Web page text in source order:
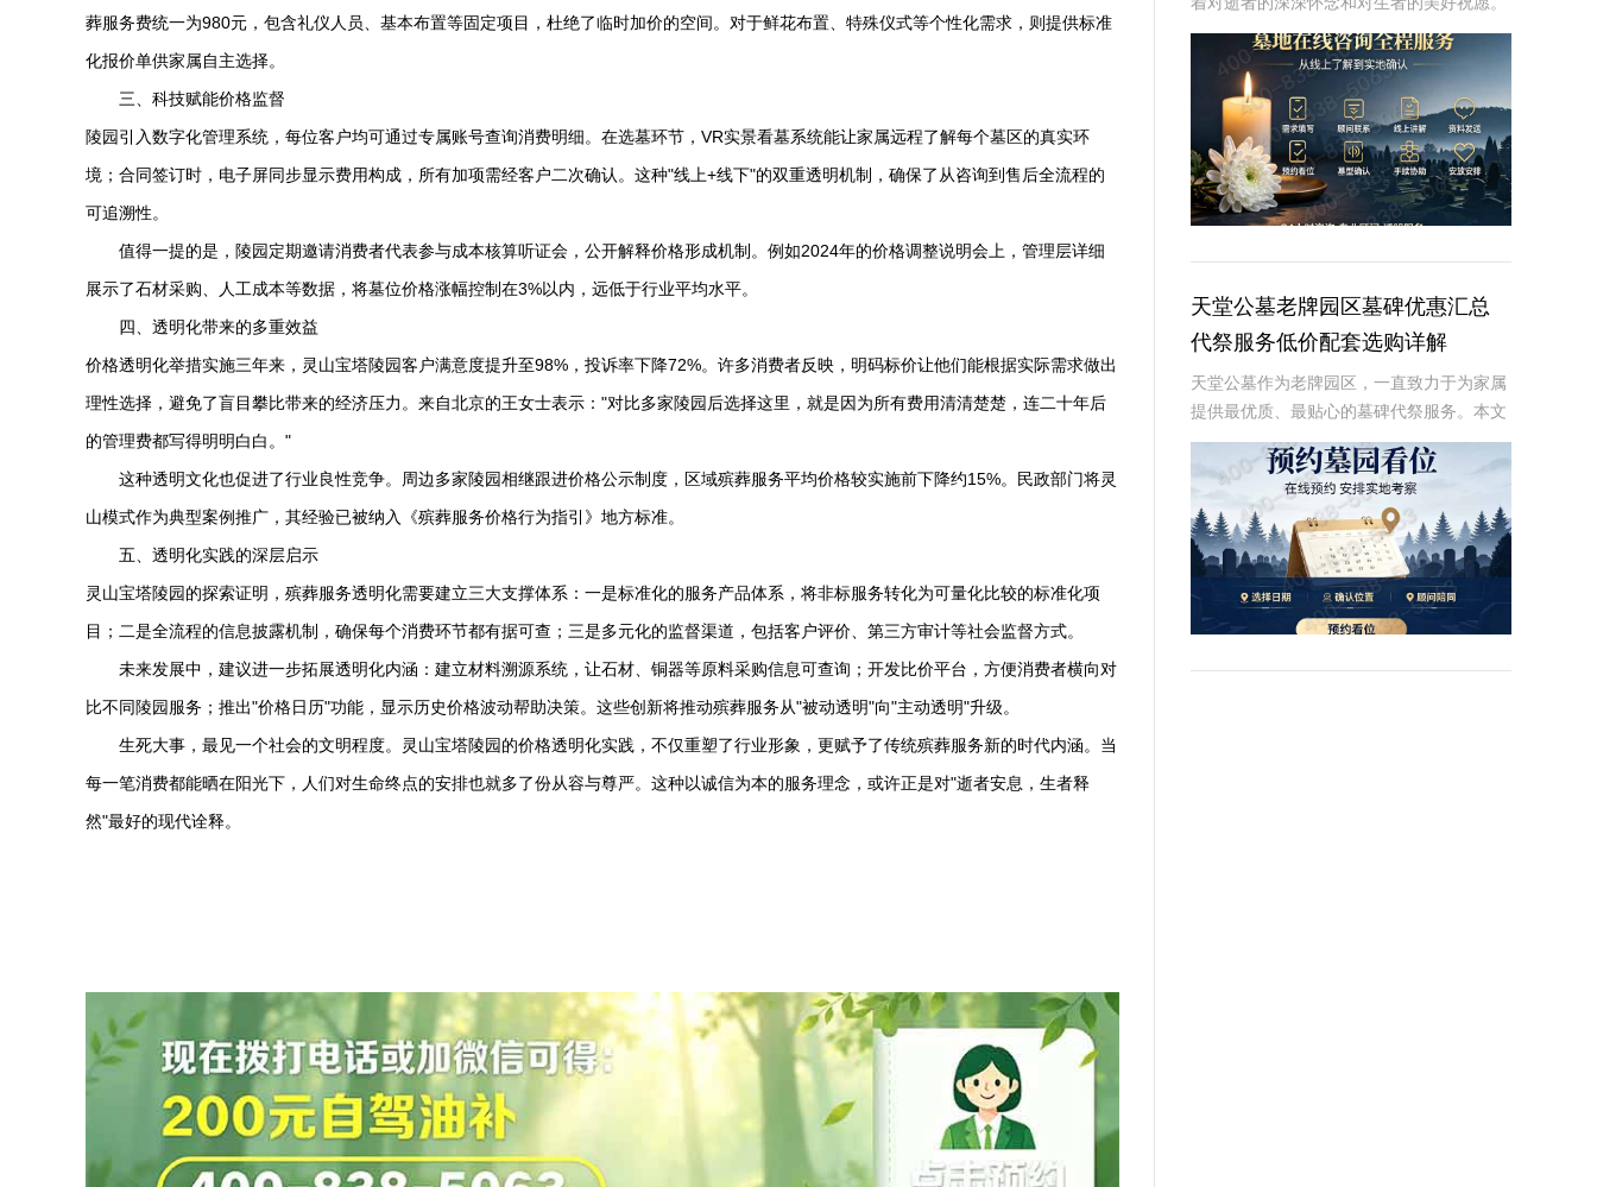
葬服务费统一为980元，包含礼仪人员、基本布置等固定项目，杜绝了临时加价的空间。对于鲜花布置、特殊仪式等个性化需求，则提供标准
化报价单供家属自主选择。
三、科技赋能价格监督
陵园引入数字化管理系统，每位客户均可通过专属账号查询消费明细。在选墓环节，VR实景看墓系统能让家属远程了解每个墓区的真实环
境；合同签订时，电子屏同步显示费用构成，所有加项需经客户二次确认。这种"线上+线下"的双重透明机制，确保了从咨询到售后全流程的
可追溯性。
值得一提的是，陵园定期邀请消费者代表参与成本核算听证会，公开解释价格形成机制。例如2024年的价格调整说明会上，管理层详细
展示了石材采购、人工成本等数据，将墓位价格涨幅控制在3%以内，远低于行业平均水平。
四、透明化带来的多重效益
价格透明化举措实施三年来， 灵山宝塔陵园客户满意度提升至98%，投诉率下降72%。许多消费者反映，明码标价让他们能根据实际需求做出
理性选择，避免了盲目攀比带来的经济压力。来自北京的王女士表示："对比多家陵园后选择这里，就是因为所有费用清清楚楚，连二十年后
的管理费都写得明明白白。"
这种透明文化也促进了行业良性竞争。周边多家陵园相继跟进价格公示制度，区域殡葬服务平均价格较实施前下降约15%。民政部门将灵
山模式作为典型案例推广，其经验已被纳入《殡葬服务价格行为指引》地方标准。
五、透明化实践的深层启示
灵山宝塔陵园的探索证明，殡葬服务透明化需要建立三大支撑体系：一是标准化的服务产品体系，将非标服务转化为可量化比较的标准化项
目；二是全流程的信息披露机制，确保每个消费环节都有据可查；三是多元化的监督渠道，包括客户评价、第三方审计等社会监督方式。
未来发展中，建议进一步拓展透明化内涵：建立材料溯源系统，让石材、铜器等原料采购信息可查询；开发比价平台，方便消费者横向对
比不同陵园服务；推出"价格日历"功能，显示历史价格波动帮助决策。这些创新将推动殡葬服务从"被动透明"向"主动透明"升级。
生死大事，最见一个社会的文明程度。
灵山宝塔陵园的价格透明化实践，不仅重塑了行业形象，更赋予了传统殡葬服务新的时代内涵。当
每一笔消费都能晒在阳光下，人们对生命终点的安排也就多了份从容与尊严。这种以诚信为本的服务理念，或许正是对"逝者安息，生者释
然"最好的现代诠释。
因此，我们精心定制的人文墓碑不仅是对逝
者的永恒纪念，更是生者情感的寄托。本文
将详细介绍思亲园陵园定制人文墓碑的定价
明细以及纪
天堂公墓老牌园区墓碑优惠汇总
代祭服务低价配套选购详解
天堂公墓作为老牌园区，一直致力于为家属
提供最优质、最贴心的墓碑代祭服务。本文
将详细介绍天堂公墓墓碑优惠汇总以及代祭
服务的低价配套选购详解，帮助家属在追思
逝者的同时，也能享受到最优惠的价格和服
务。☎ 天